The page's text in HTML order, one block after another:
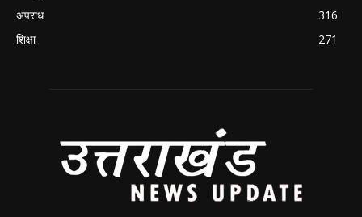
अपराध
316
शिक्षा
271